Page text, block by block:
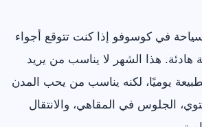
في كوسوفو إذا كنت تتوقع أجواء
هذا الشهر لا يناسب من يريد
يوميًا، لكنه يناسب من يحب المدن
الجلوس في المقاهي، والانتقال